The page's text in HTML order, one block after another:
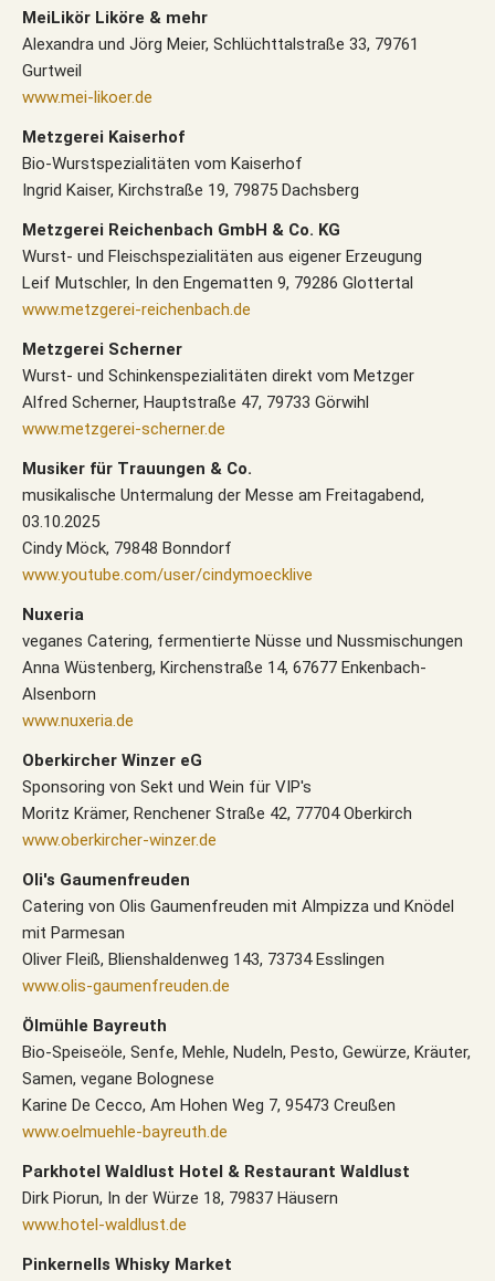
MeiLikör Liköre & mehr
Alexandra und Jörg Meier, Schlüchttalstraße 33, 79761
Gurtweil
www.mei-likoer.de
Metzgerei Kaiserhof
Bio-Wurstspezialitäten vom Kaiserhof
Ingrid Kaiser, Kirchstraße 19, 79875 Dachsberg
Metzgerei Reichenbach GmbH & Co. KG
Wurst- und Fleischspezialitäten aus eigener Erzeugung
Leif Mutschler, In den Engematten 9, 79286 Glottertal
www.metzgerei-reichenbach.de
Metzgerei Scherner
Wurst- und Schinkenspezialitäten direkt vom Metzger
Alfred Scherner, Hauptstraße 47, 79733 Görwihl
www.metzgerei-scherner.de
Musiker für Trauungen & Co.
musikalische Untermalung der Messe am Freitagabend,
03.10.2025
Cindy Möck, 79848 Bonndorf
www.youtube.com/user/cindymoecklive
Nuxeria
veganes Catering, fermentierte Nüsse und Nussmischungen
Anna Wüstenberg, Kirchenstraße 14, 67677 Enkenbach-
Alsenborn
www.nuxeria.de
Oberkircher Winzer eG
Sponsoring von Sekt und Wein für VIP's
Moritz Krämer, Renchener Straße 42, 77704 Oberkirch
www.oberkircher-winzer.de
Oli's Gaumenfreuden
Catering von Olis Gaumenfreuden mit Almpizza und Knödel
mit Parmesan
Oliver Fleiß, Blienshaldenweg 143, 73734 Esslingen
www.olis-gaumenfreuden.de
Ölmühle Bayreuth
Bio-Speiseöle, Senfe, Mehle, Nudeln, Pesto, Gewürze, Kräuter,
Samen, vegane Bolognese
Karine De Cecco, Am Hohen Weg 7, 95473 Creußen
www.oelmuehle-bayreuth.de
Parkhotel Waldlust Hotel & Restaurant Waldlust
Dirk Piorun, In der Würze 18, 79837 Häusern
www.hotel-waldlust.de
Pinkernells Whisky Market